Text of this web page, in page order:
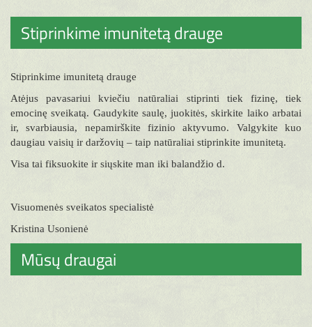
Stiprinkime imunitetą drauge
Stiprinkime imunitetą drauge
Atėjus pavasariui kviečiu natūraliai stiprinti tiek fizinę, tiek
emocinę sveikatą. Gaudykite saulę, juokitės, skirkite laiko arbatai
ir, svarbiausia, nepamirškite fizinio aktyvumo. Valgykite kuo
daugiau vaisių ir daržovių – taip natūraliai stiprinkite imunitetą.
Visa tai fiksuokite ir siųskite man iki balandžio d.
Visuomenės sveikatos specialistė
Kristina Usonienė
Mūsų draugai